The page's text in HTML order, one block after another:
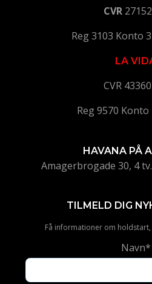
CVR
Reg 3103 Konto
LA
CVR
Reg 9570 Konto
HAVANA PÅ
Amagerbrogade 30, 4
TILMELD DIG
Få informationer om
Navn*